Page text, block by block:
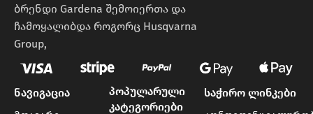
ბრენდი Gardena შემოიერთა და
ჩამოყალიბდა როგორც Husqvarna
Group,
ნავიგაცია
პოპულარული
კატეგორიები
საჭირო ლინკები